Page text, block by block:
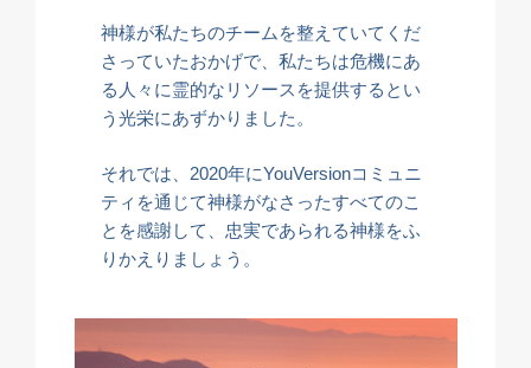
神様が私たちのチームを整えていてくだ
さっていたおかげで、私たちは危機にあ
る人々に霊的なリソースを提供するとい
う光栄にあずかりました。
それでは、2020年にYouVersionコミュニ
ティを通じて神様がなさったすべてのこ
とを感謝して、忠実であられる神様をふ
りかえりましょう。